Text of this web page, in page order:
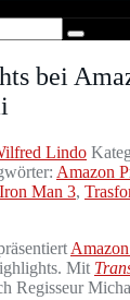
bei
Lindo
Amazon
Iron Man 3,
Mit
Regisseur